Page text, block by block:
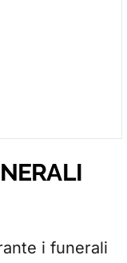
i funerali